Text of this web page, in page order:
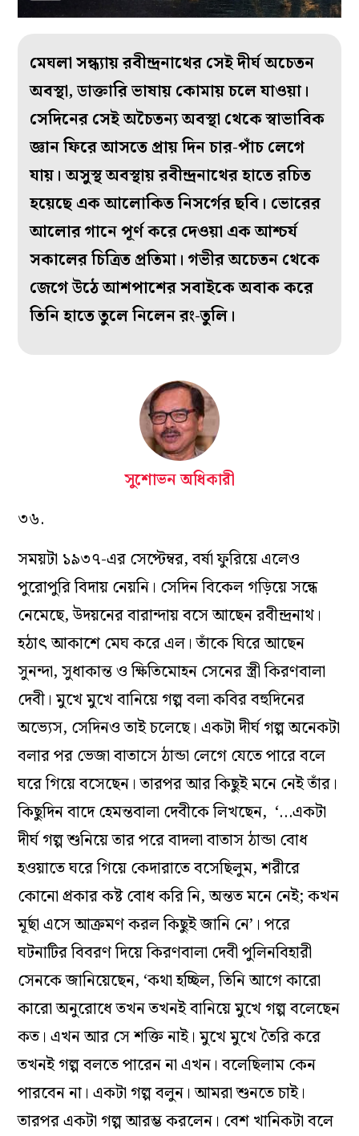
মেঘলা সন্ধ্যায় রবীন্দ্রনাথের সেই দীর্ঘ অচেতন
অবস্থা, ডাক্তারি ভাষায় কোমায় চলে যাওয়া।
সেদিনের সেই অচৈতন্য অবস্থা থেকে স্বাভাবিক
জ্ঞান ফিরে আসতে প্রায় দিন চার-পাঁচ লেগে
যায়। অসুস্থ অবস্থায় রবীন্দ্রনাথের হাতে রচিত
হয়েছে এক আলোকিত নিসর্গের ছবি। ভোরের
আলোর গানে পূর্ণ করে দেওয়া এক আশ্চর্য
সকালের চিত্রিত প্রতিমা। গভীর অচেতন থেকে
জেগে উঠে আশপাশের সবাইকে অবাক করে
তিনি হাতে তুলে নিলেন রং-তুলি।
সুশোভন অধিকারী
৩৬.
সময়টা ১৯৩৭-এর সেপ্টেম্বর, বর্ষা ফুরিয়ে এলেও
পুরোপুরি বিদায় নেয়নি। সেদিন বিকেল গড়িয়ে সন্ধে
নেমেছে, উদয়নের বারান্দায় বসে আছেন রবীন্দ্রনাথ।
হঠাৎ আকাশে মেঘ করে এল।তাঁকে ঘিরে আছেন
সুনন্দা, সুধাকান্ত ও ক্ষিতিমোহন সেনের স্ত্রী কিরণবালা
দেবী।মুখে মুখে বানিয়ে গল্প বলা কবির বহুদিনের
অভ্যেস, সেদিনও তাই চলেছে। একটা দীর্ঘ গল্প অনেকটা
বলার পর ভেজা বাতাসে ঠান্ডা লেগে যেতে পারে বলে
ঘরে গিয়ে বসেছেন।তারপর আর কিছুই মনে নেই তাঁর।
কিছুদিন বাদে হেমন্তবালা দেবীকে লিখছেন, ‘…একটা
দীর্ঘ গল্প শুনিয়ে তার পরে বাদলা বাতাস ঠান্ডা বোধ
হওয়াতে ঘরে গিয়ে কেদারাতে বসেছিলুম, শরীরে
কোনো প্রকার কষ্ট বোধ করি নি, অন্তত মনে নেই; কখন
মূর্ছা এসে আক্রমণ করল কিছুই জানি নে’ । পরে
ঘটনাটির বিবরণ দিয়ে কিরণবালা দেবী পুলিনবিহারী
সেনকে জানিয়েছেন, ‘কথা হচ্ছিল, তিনি আগে কারো
কারো অনুরোধে তখন তখনই বানিয়ে মুখে গল্প বলেছেন
কত। এখন আর সে শক্তি নাই।মুখে মুখে তৈরি করে
তখনই গল্প বলতে পারেন না এখন।বলেছিলাম কেন
পারবেন না। একটা গল্প বলুন।আমরা শুনতে চাই।
তারপর একটা গল্প আরম্ভ করলেন। বেশ খানিকটা বলে